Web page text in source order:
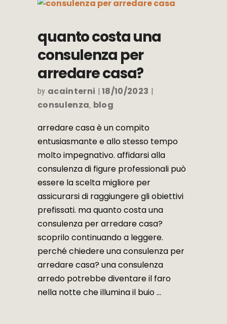
quanto costa una
consulenza per
arredare casa?
by acainterni
18/10/2023
consulenza, blog
arredare casa è un compito
entusiasmante e allo stesso tempo
molto impegnativo. affidarsi alla
consulenza di figure professionali può
essere la scelta migliore per
assicurarsi di raggiungere gli obiettivi
prefissati. ma quanto costa una
consulenza per arredare casa?
scoprilo continuando a leggere.
perché chiedere una consulenza per
arredare casa? una consulenza
arredo potrebbe diventare il faro
nella notte che illumina il buio